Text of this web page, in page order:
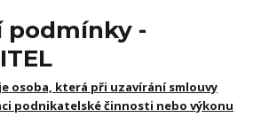
podmínky -
osoba, která při uzavírání smlouvy
podnikatelské činnosti nebo výkonu